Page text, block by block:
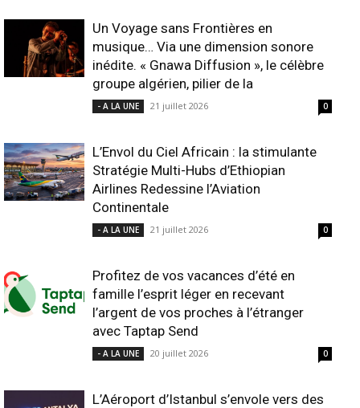
Un Voyage sans Frontières en
musique… Via une dimension sonore
inédite. « Gnawa Diffusion », le célèbre
groupe algérien, pilier de la
- A LA UNE 21 juillet 2026 0
L’Envol du Ciel Africain : la stimulante
Stratégie Multi-Hubs d’Ethiopian
Airlines Redessine l’Aviation
Continentale
- A LA UNE 21 juillet 2026 0
Profitez de vos vacances d’été en
famille l’esprit léger en recevant
l’argent de vos proches à l’étranger
avec Taptap Send
- A LA UNE 20 juillet 2026 0
L’Aéroport d’Istanbul s’envole vers des